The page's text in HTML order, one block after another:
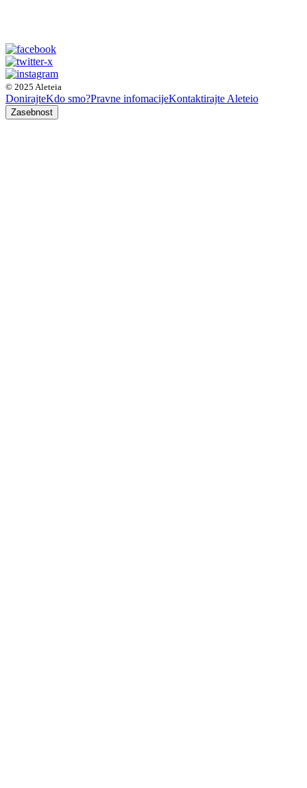
© 2025 Aleteia
DonirajteKdo smo?Pravne infomacijeKontaktirajte Aleteio
Zasebnost